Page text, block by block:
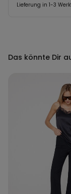
Lieferung in 1-3
Das könnte Dir